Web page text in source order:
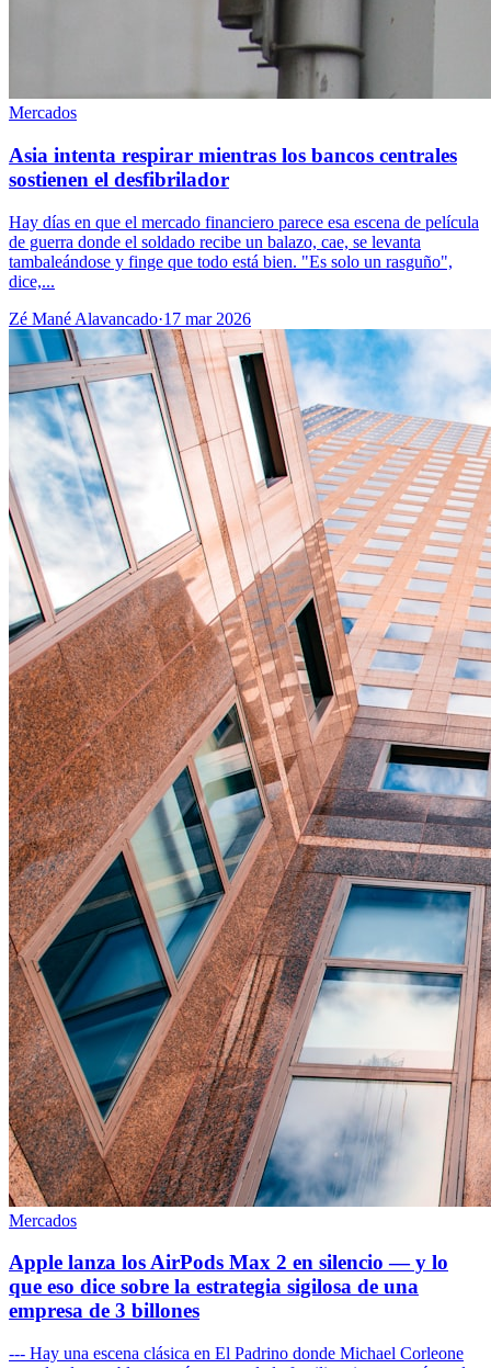
Mercados
Asia intenta respirar mientras los bancos centrales
sostienen el desfibrilador
Hay días en que el mercado financiero parece esa escena de película
de guerra donde el soldado recibe un balazo, cae, se levanta
tambaleándose y finge que todo está bien. "Es solo un rasguño",
dice,...
Zé Mané Alavancado·17 mar 2026
Mercados
Apple lanza los AirPods Max 2 en silencio — y lo
que eso dice sobre la estrategia sigilosa de una
empresa de 3 billones
--- Hay una escena clásica en El Padrino donde Michael Corleone